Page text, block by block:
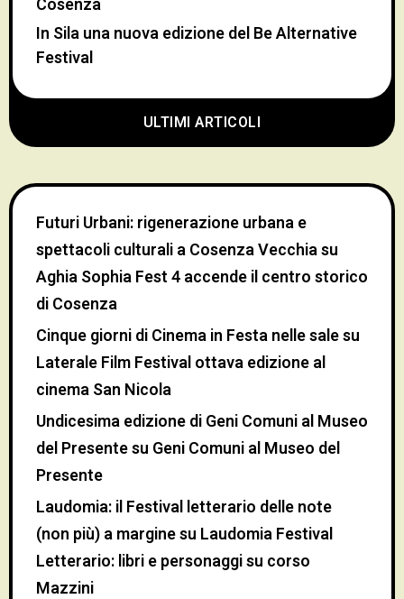
ULTIMI ARTICOLI
Cosenza
In Sila una nuova edizione del Be Alternative
Festival
Futuri Urbani: rigenerazione urbana e
spettacoli culturali a Cosenza Vecchiasu
Aghia Sophia Fest 4 accende il centro storico
di Cosenza
Cinque giorni di Cinema in Festa nelle salesu
Laterale Film Festival ottava edizione al
cinema San Nicola
Undicesima edizione di Geni Comuni al Museo
del Presentesu Geni Comuni al Museo del
Presente
Laudomia: il Festival letterario delle note
(non più) a marginesu Laudomia Festival
Letterario: libri e personaggi su corso
Mazzini